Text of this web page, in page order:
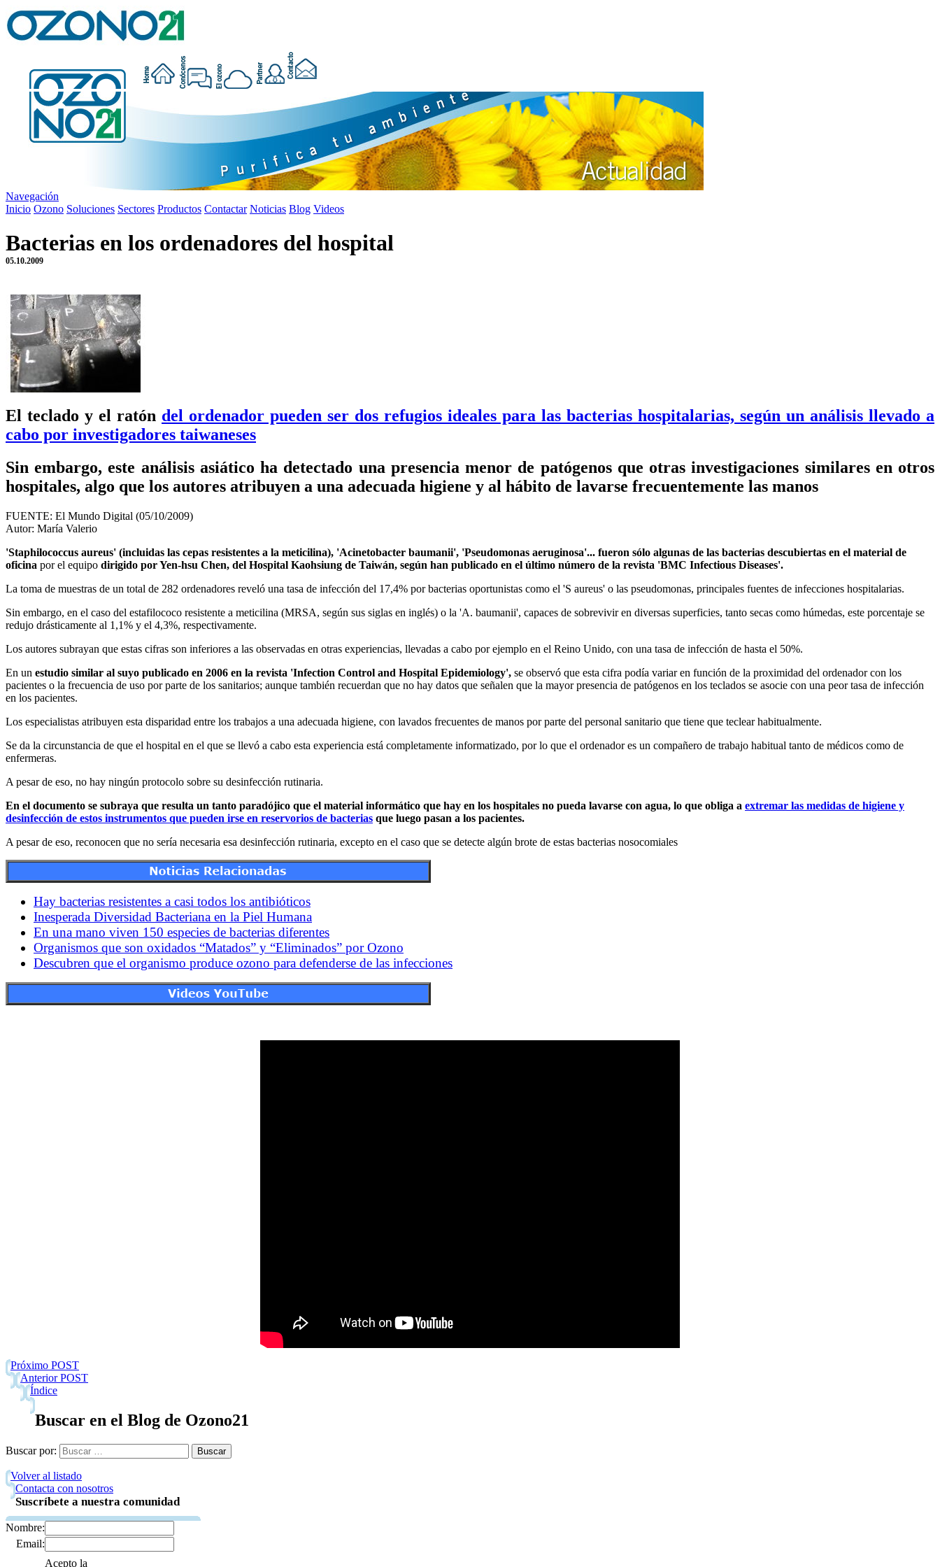
Navegación
Inicio Ozono Soluciones Sectores Productos Contactar Noticias Blog Videos
Bacterias en los ordenadores del hospital
05.10.2009
El teclado y el ratón del ordenador pueden ser dos refugios ideales para las bacterias hospitalarias, según un análisis llevado a
cabo por investigadores taiwaneses
Sin embargo, este análisis asiático ha detectado una presencia menor de patógenos que otras investigaciones similares en otros
hospitales, algo que los autores atribuyen a una adecuada higiene y al hábito de lavarse frecuentemente las manos
FUENTE: El Mundo Digital (05/10/2009)
Autor: María Valerio
'Staphilococcus aureus' (incluidas las cepas resistentes a la meticilina), 'Acinetobacter baumanii', 'Pseudomonas aeruginosa'... fueron sólo algunas de las bacterias descubiertas en el material de
oficina por el equipo dirigido por Yen-hsu Chen, del Hospital Kaohsiung de Taiwán, según han publicado en el último número de la revista 'BMC Infectious Diseases'.
La toma de muestras de un total de 282 ordenadores reveló una tasa de infección del 17,4% por bacterias oportunistas como el 'S aureus' o las pseudomonas, principales fuentes de infecciones hospitalarias.
Sin embargo, en el caso del estafilococo resistente a meticilina (MRSA, según sus siglas en inglés) o la 'A. baumanii', capaces de sobrevivir en diversas superficies, tanto secas como húmedas, este porcentaje se
redujo drásticamente al 1,1% y el 4,3%, respectivamente.
Los autores subrayan que estas cifras son inferiores a las observadas en otras experiencias, llevadas a cabo por ejemplo en el Reino Unido, con una tasa de infección de hasta el 50%.
En un estudio similar al suyo publicado en 2006 en la revista 'Infection Control and Hospital Epidemiology', se observó que esta cifra podía variar en función de la proximidad del ordenador con los
pacientes o la frecuencia de uso por parte de los sanitarios; aunque también recuerdan que no hay datos que señalen que la mayor presencia de patógenos en los teclados se asocie con una peor tasa de infección
en los pacientes.
Los especialistas atribuyen esta disparidad entre los trabajos a una adecuada higiene, con lavados frecuentes de manos por parte del personal sanitario que tiene que teclear habitualmente.
Se da la circunstancia de que el hospital en el que se llevó a cabo esta experiencia está completamente informatizado, por lo que el ordenador es un compañero de trabajo habitual tanto de médicos como de
enfermeras.
A pesar de eso, no hay ningún protocolo sobre su desinfección rutinaria.
En el documento se subraya que resulta un tanto paradójico que el material informático que hay en los hospitales no pueda lavarse con agua, lo que obliga a extremar las medidas de higiene y
desinfección de estos instrumentos que pueden irse en reservorios de bacterias que luego pasan a los pacientes.
A pesar de eso, reconocen que no sería necesaria esa desinfección rutinaria, excepto en el caso que se detecte algún brote de estas bacterias nosocomiales
Hay bacterias resistentes a casi todos los antibióticos
Inesperada Diversidad Bacteriana en la Piel Humana
En una mano viven 150 especies de bacterias diferentes
Organismos que son oxidados “Matados” y “Eliminados” por Ozono
Descubren que el organismo produce ozono para defenderse de las infecciones
Próximo POST
Anterior POST
Índice
Buscar en el Blog de Ozono21
Buscar por:
Volver al listado
Contacta con nosotros
Suscríbete a nuestra comunidad
Nombre:
Email:
Acepto la